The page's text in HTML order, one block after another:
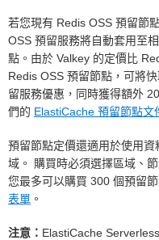
若您現有 Redis OSS 預留節
OSS 預留服務將自動套用至
點。由於 Valkey 的定價比
Redis OSS 預留節點，可將
留服務優惠，同時獲得額外
們的 ElastiCache 預留節點文
預留節點定價還適用於使用
域。 購買時必須選擇區域、
您最多可以購買 300 個預留
表單 。
注意： ElastiCache